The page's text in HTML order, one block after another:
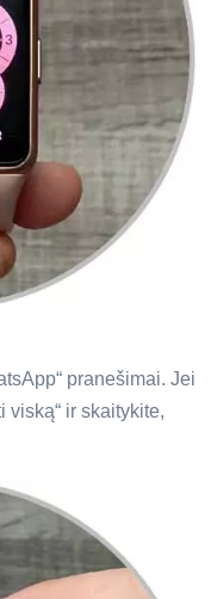
pranešimai. Jei
viską“ ir skaitykite,